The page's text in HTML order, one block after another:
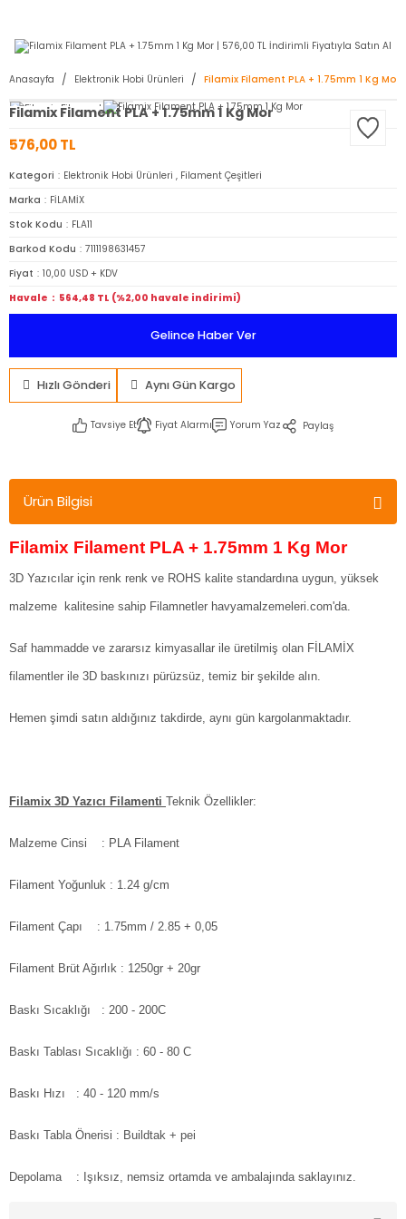
Anasayfa Elektronik Hobi Ürünleri Filamix Filament PLA + 1.75mm 1 Kg Mor
Filamix Filament PLA + 1.75mm 1 Kg Mor
576,00 TL
Kategori Elektronik Hobi Ürünleri , Filament Çeşitleri
Marka
FİLAMİX
Stok Kodu
FLA11
Barkod Kodu
7111198631457
Fiyat
10,00 USD + KDV
Havale
564,48 TL (%2,00 havale indirimi)
Gelince Haber Ver
Hızlı Gönderi Aynı Gün Kargo
Tavsiye Et Fiyat Alarmı Yorum Yaz Paylaş
Ürün Bilgisi
Filamix Filament PLA + 1.75mm 1 Kg Mor
3D Yazıcılar için renk renk ve ROHS kalite standardına uygun, yüksek
malzeme kalitesine sahip Filamnetler havyamalzemeleri.com'da.
Saf hammadde ve zararsız kimyasallar ile üretilmiş olan FİLAMİX
filamentler ile 3D baskınızı pürüzsüz, temiz bir şekilde alın.
Hemen şimdi satın aldığınız takdirde, aynı gün kargolanmaktadır.
Filamix 3D Yazıcı Filamenti Teknik Özellikler:
Malzeme Cinsi : PLA Filament
Filament Yoğunluk : 1.24 g/cm
Filament Çapı : 1.75mm / 2.85 + 0,05
Filament Brüt Ağırlık : 1250gr + 20gr
Baskı Sıcaklığı : 200 - 200C
Baskı Tablası Sıcaklığı : 60 - 80 C
Baskı Hızı : 40 - 120 mm/s
Baskı Tabla Önerisi : Buildtak + pei
Depolama : Işıksız, nemsiz ortamda ve ambalajında saklayınız.